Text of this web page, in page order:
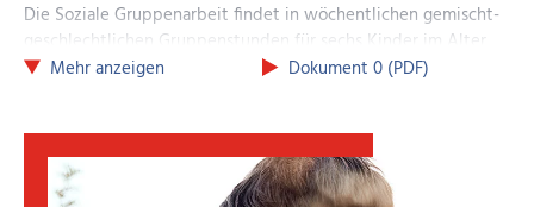
Die Soziale Gruppenarbeit findet in wöchentlichen gemischt-
geschlechtlichen Gruppenstunden für sechs Kinder im Alter
von 6-9 Jahren statt. Die Gruppe startet jeweils im März und
Gruppenstunden sowie erlebnispädagogische
Sonderaktionen, die teilweise auch in den Ferien, außer in
Mehr anzeigen Dokument 0 (PDF)